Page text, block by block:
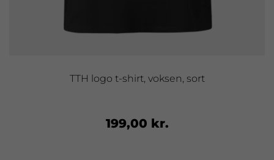
TTH logo t-shirt, voksen, sort
199,00 kr.